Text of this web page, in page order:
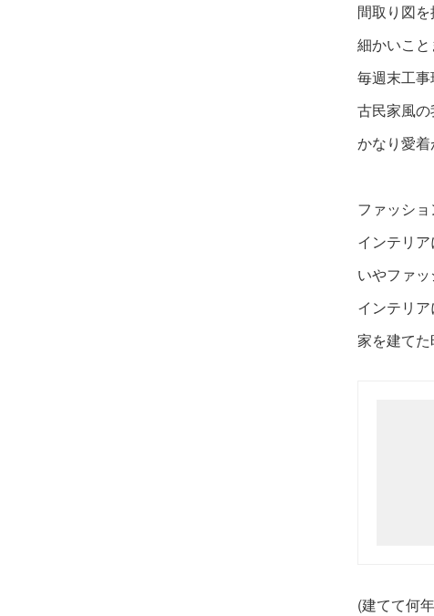
間取り図を
細かいこと
毎週末工
古民家風
かなり愛着
ファッシ
インテリア
いやファ
インテリア
家を建てた
(建てて何